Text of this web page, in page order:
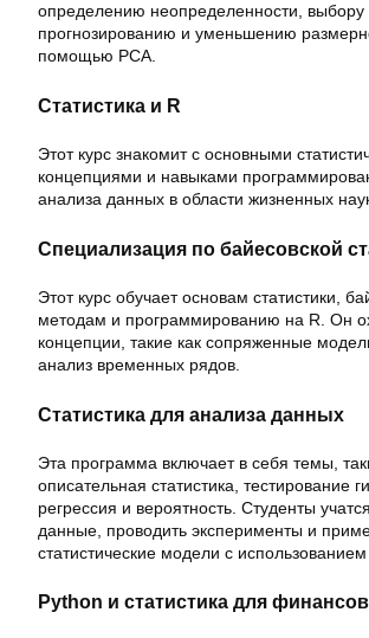
определению неопределенности,
прогнозированию и уменьшению
помощью PCA.
Статистика и R
Этот курс знакомит с основными
концепциями и навыками
анализа данных в области жизненных
Специализация по байесовской
Этот курс обучает основам статистики,
методам и программированию на R. Он
концепции, такие как сопряженные
анализ временных рядов.
Статистика для анализа данных
Эта программа включает в себя темы,
описательная статистика, тестирование
регрессия и вероятность. Студенты
данные, проводить эксперименты и
статистические модели с использованием
Python и статистика для